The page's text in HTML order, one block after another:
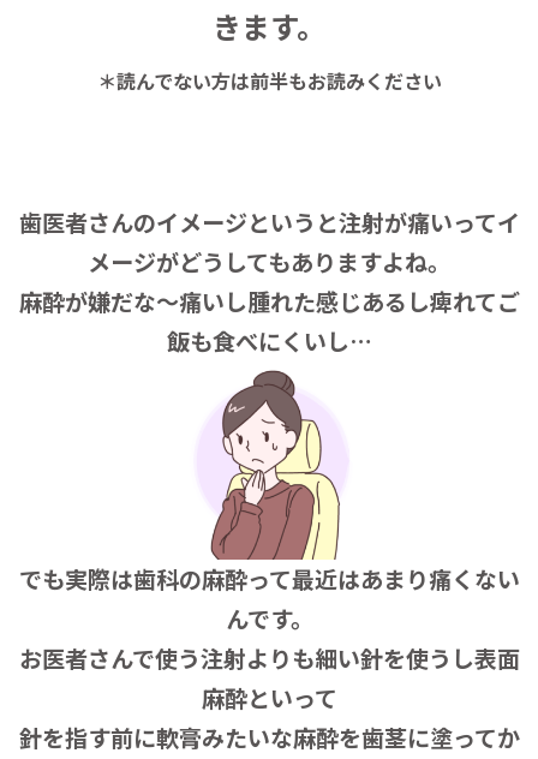
きます。
＊読んでない方は前半もお読みください
歯医者さんのイメージというと注射が痛いってイ
メージがどうしてもありますよね。
麻酔が嫌だな〜痛いし腫れた感じあるし痺れてご
飯も食べにくいし…
でも実際は歯科の麻酔って最近はあまり痛くない
んです。
お医者さんで使う注射よりも細い針を使うし表面
麻酔といって
針を指す前に軟膏みたいな麻酔を歯茎に塗ってか